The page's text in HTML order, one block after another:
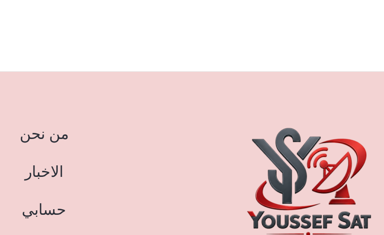
من نحن
الاخبار
حسابي